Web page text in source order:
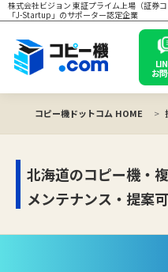
株式会社ビジョン 東証プライム上場（証券
「J-Startup」のサポーター認定企業
お
コピー機ドットコム HOME
北海道のコピー機・
メンテナンス・提案